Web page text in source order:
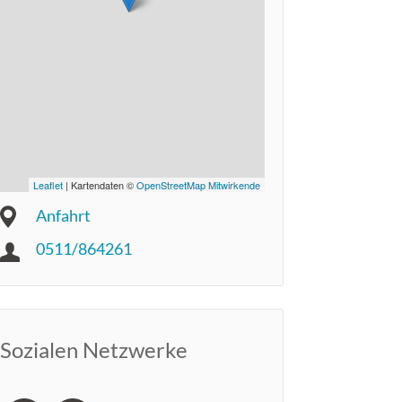
Leaflet | Kartendaten ©OpenStreetMap Mitwirkende
Anfahrt
0511/864261
Sozialen Netzwerke